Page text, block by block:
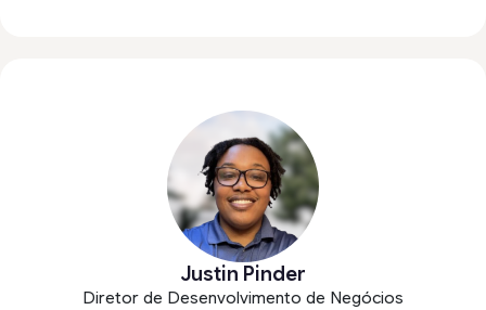
Justin Pinder
Diretor de Desenvolvimento de Negócios